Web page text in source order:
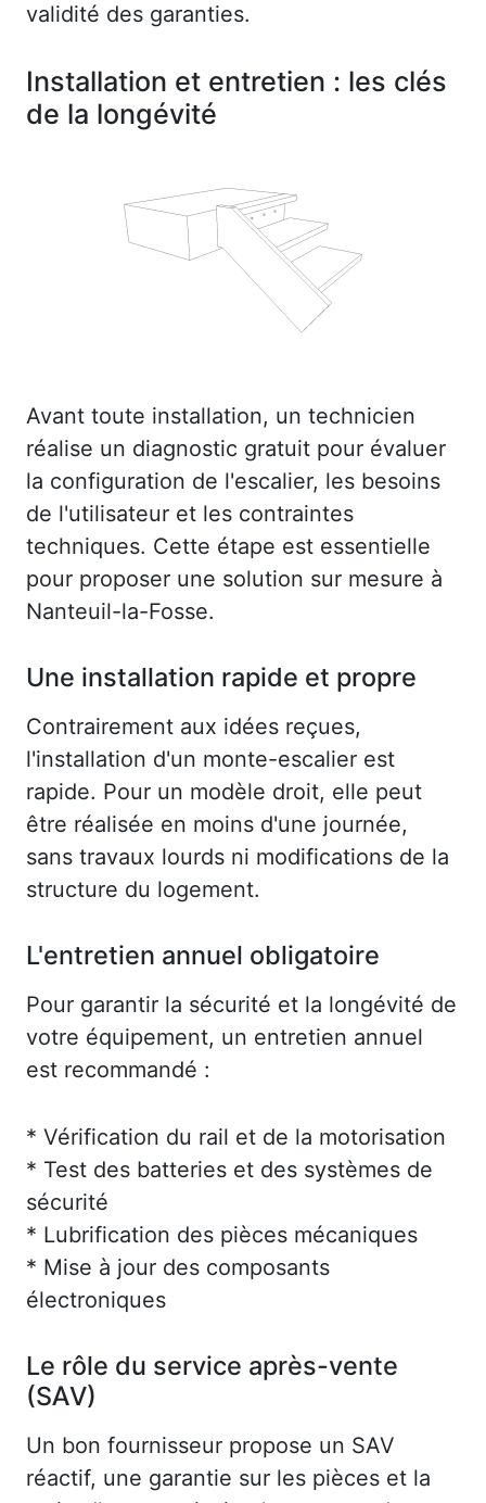
validité des garanties.
Installation et entretien : les clés
de la longévité
Avant toute installation, un technicien
réalise un diagnostic gratuit pour évaluer
la configuration de l'escalier, les besoins
de l'utilisateur et les contraintes
techniques. Cette étape est essentielle
pour proposer une solution sur mesure à
Nanteuil-la-Fosse.
Une installation rapide et propre
Contrairement aux idées reçues,
l'installation d'un monte-escalier est
rapide. Pour un modèle droit, elle peut
être réalisée en moins d'une journée,
sans travaux lourds ni modifications de la
structure du logement.
L'entretien annuel obligatoire
Pour garantir la sécurité et la longévité de
votre équipement, un entretien annuel
est recommandé :
* Vérification du rail et de la motorisation
* Test des batteries et des systèmes de
sécurité
* Lubrification des pièces mécaniques
* Mise à jour des composants
électroniques
Le rôle du service après-vente
(SAV)
Un bon fournisseur propose un SAV
réactif, une garantie sur les pièces et la